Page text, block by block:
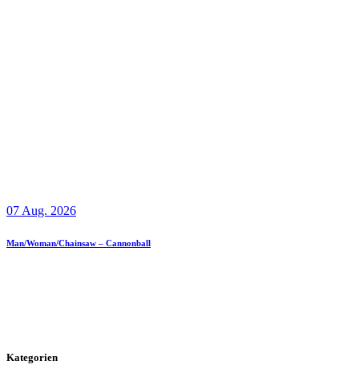
07 Aug. 2026
Man/Woman/Chainsaw – Cannonball
Kategorien